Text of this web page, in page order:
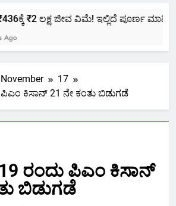
₹2 ಲಕ್ಷ ಜೀವ ವಿಮೆ! ಇಲ್ಲಿದೆ ಪೂರ್ಣ ಮಾಹಿತಿ.
November
17
ಕಿಸಾನ್ 21 ನೇ ಕಂತು ಬಿಡುಗಡೆ
ರಂದು ಪಿಎಂ ಕಿಸಾನ್
ಬಿಡುಗಡೆ